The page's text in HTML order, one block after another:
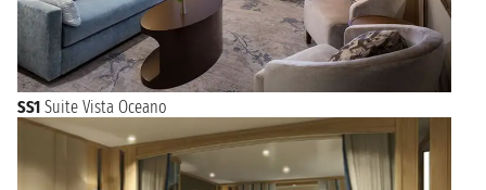
SS1 Suite Vista Oceano